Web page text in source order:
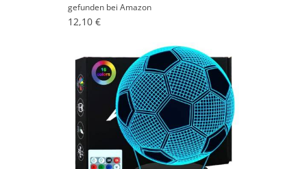
gefunden bei Amazon
12,10 €